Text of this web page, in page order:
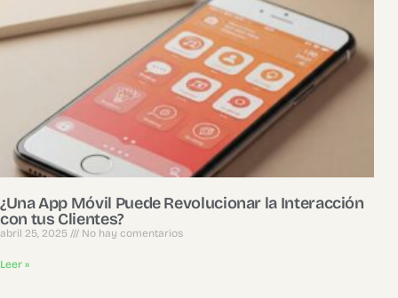
¿Una App Móvil Puede Revolucionar la Interacción
con tus Clientes?
abril 25, 2025 No hay comentarios
Leer »